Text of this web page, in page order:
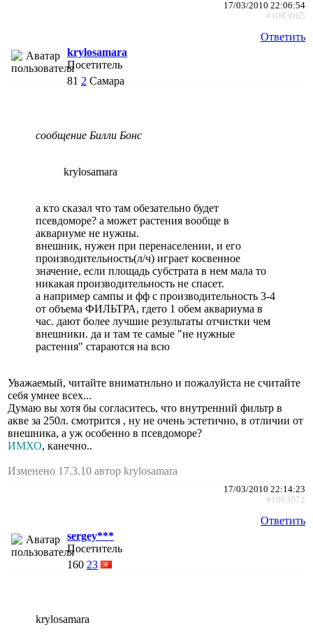
17/03/2010 22:06:54
#1083065
Ответить
krylosamara
Посетитель
81 2 Самара
сообщение Билли Бонс
krylosamara
а кто сказал что там обезательно будет
псевдоморе? а может растения вообще в
аквариуме не нужны.
внешник, нужен при перенаселении, и его
производительность(л/ч) играет косвенное
значение, если площадь субстрата в нем мала то
никакая производительность не спасет.
а например сампы и фф с производительность 3-4
от объема ФИЛЬТРА, гдето 1 обем аквариума в
час. дают более лучшие результаты отчистки чем
внешники. да и там те самые "не нужные
растения" стараются на всю
Уважаемый, читайте вниматнльно и пожалуйста не считайте
себя умнее всех...
Думаю вы хотя бы согласитесь, что внутренний фильтр в
акве за 250л. смотрится , ну не очень эстетично, в отличии от
внешника, а уж особенно в псевдоморе?
ИМХО, канечно..
Изменено 17.3.10 автор krylosamara
17/03/2010 22:14:23
#1083072
Ответить
sergey***
Посетитель
160 23
krylosamara